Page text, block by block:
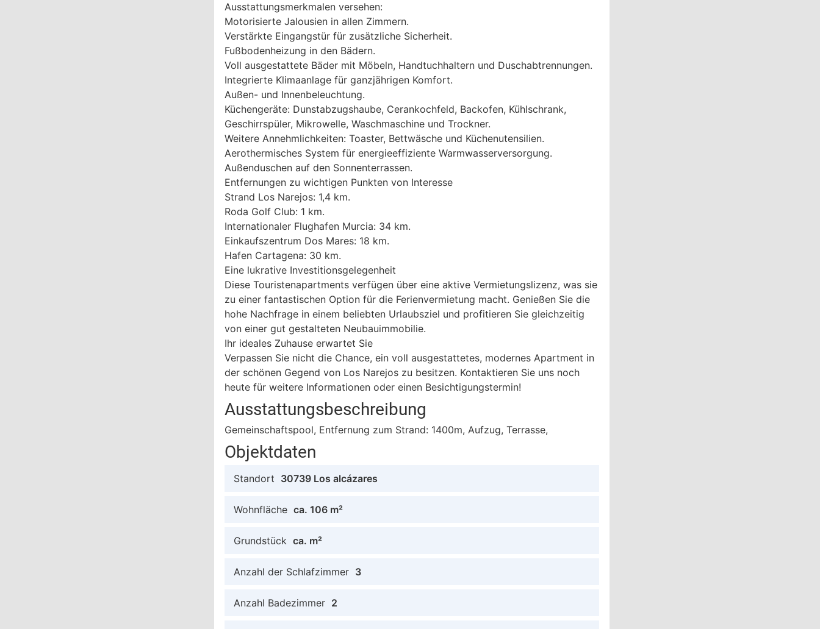
Ausstattungsmerkmalen versehen:
Motorisierte Jalousien in allen Zimmern.
Verstärkte Eingangstür für zusätzliche Sicherheit.
Fußbodenheizung in den Bädern.
Voll ausgestattete Bäder mit Möbeln, Handtuchhaltern und Duschabtrennungen.
Integrierte Klimaanlage für ganzjährigen Komfort.
Außen- und Innenbeleuchtung.
Küchengeräte: Dunstabzugshaube, Cerankochfeld, Backofen, Kühlschrank,
Geschirrspüler, Mikrowelle, Waschmaschine und Trockner.
Weitere Annehmlichkeiten: Toaster, Bettwäsche und Küchenutensilien.
Aerothermisches System für energieeffiziente Warmwasserversorgung.
Außenduschen auf den Sonnenterrassen.
Entfernungen zu wichtigen Punkten von Interesse
Strand Los Narejos: 1,4 km.
Roda Golf Club: 1 km.
Internationaler Flughafen Murcia: 34 km.
Einkaufszentrum Dos Mares: 18 km.
Hafen Cartagena: 30 km.
Eine lukrative Investitionsgelegenheit
Diese Touristenapartments verfügen über eine aktive Vermietungslizenz, was sie
zu einer fantastischen Option für die Ferienvermietung macht. Genießen Sie die
hohe Nachfrage in einem beliebten Urlaubsziel und profitieren Sie gleichzeitig
von einer gut gestalteten Neubauimmobilie.
Ihr ideales Zuhause erwartet Sie
Verpassen Sie nicht die Chance, ein voll ausgestattetes, modernes Apartment in
der schönen Gegend von Los Narejos zu besitzen. Kontaktieren Sie uns noch
heute für weitere Informationen oder einen Besichtigungstermin!
Ausstattungsbeschreibung
Gemeinschaftspool, Entfernung zum Strand: 1400m, Aufzug, Terrasse,
Objektdaten
Standort 30739 Los alcázares
Wohnfläche ca. 106 m²
Grundstück ca. m²
Anzahl der Schlafzimmer 3
Anzahl Badezimmer 2